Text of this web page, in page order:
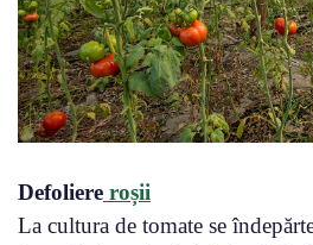
Defoliere roșii
La cultura de tomate se